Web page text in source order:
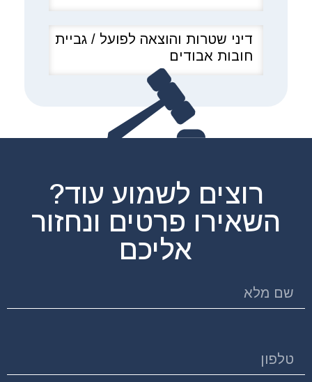
דיני שטרות והוצאה לפועל / גביית
חובות אבודים
רוצים לשמוע עוד?
השאירו פרטים ונחזור
אליכם